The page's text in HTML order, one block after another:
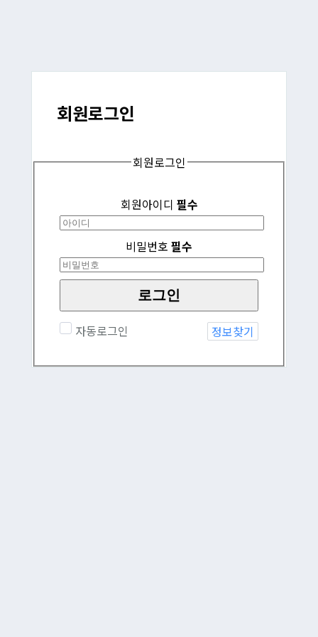
회원로그인
회원로그인
회원아이디 필수
비밀번호 필수
로그인
자동로그인 정보찾기